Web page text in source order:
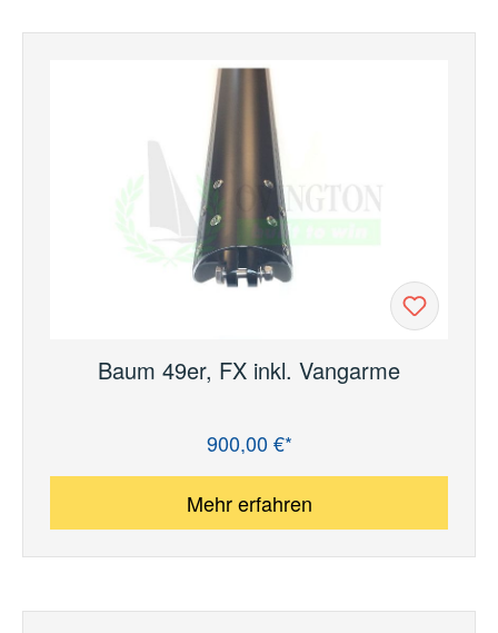
Baum 49er, FX inkl. Vangarme
900,00 €*
Mehr erfahren